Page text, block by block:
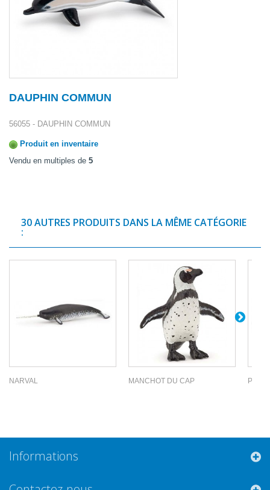
DAUPHIN COMMUN
56055 - DAUPHIN COMMUN
Produit en inventaire
Vendu en multiples de 5
30 AUTRES PRODUITS DANS LA MÊME CATÉGORIE
:
NARVAL MANCHOT DU CAP
Informations